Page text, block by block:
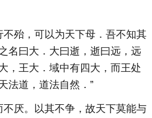
殆，可以为天下母．吾不知其
名曰大．大曰逝，逝曰远，远
，王大．域中有四大，而王处
法道，道法自然．”
厌。以其不争，故天下莫能与